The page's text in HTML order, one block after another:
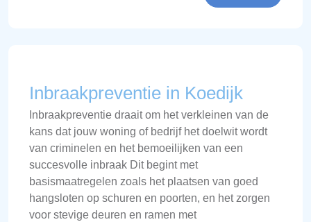
Inbraakpreventie in Koedijk
Inbraakpreventie draait om het verkleinen van de
kans dat jouw woning of bedrijf het doelwit wordt
van criminelen en het bemoeilijken van een
succesvolle inbraak Dit begint met
basismaatregelen zoals het plaatsen van goed
hangsloten op schuren en poorten, en het zorgen
voor stevige deuren en ramen met